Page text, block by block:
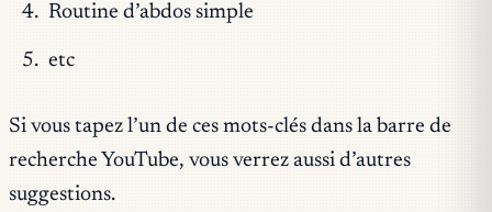
Routine d’abdos simple
etc
Si vous tapez l’un de ces mots-clés dans la barre de
recherche YouTube, vous verrez aussi d’autres
suggestions.